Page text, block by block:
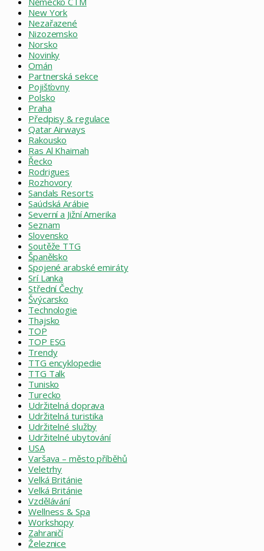
New York
Nezařazené
Nizozemsko
Norsko
Novinky
Omán
Partnerská sekce
Pojišťovny
Polsko
Praha
Předpisy & regulace
Qatar Airways
Rakousko
Ras Al Khaimah
Řecko
Rodrigues
Rozhovory
Sandals Resorts
Saúdská Arábie
Severní a Jižní Amerika
Seznam
Slovensko
Soutěže TTG
Španělsko
Spojené arabské emiráty
Srí Lanka
Střední Čechy
Švýcarsko
Technologie
Thajsko
TOP
TOP ESG
Trendy
TTG encyklopedie
TTG Talk
Tunisko
Turecko
Udržitelná doprava
Udržitelná turistika
Udržitelné služby
Udržitelné ubytování
USA
Varšava – město příběhů
Veletrhy
Velká Británie
Velká Británie
Vzdělávání
Wellness & Spa
Workshopy
Zahraničí
Železnice